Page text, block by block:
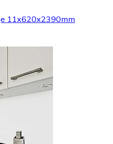
11x620x2390mm